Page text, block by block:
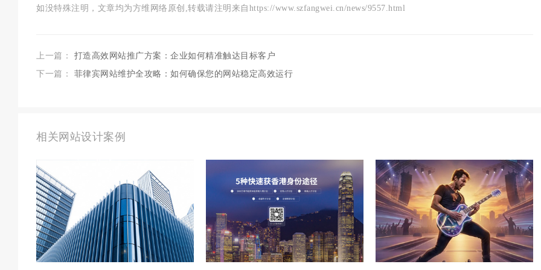
如没特殊注明，文章均为方维网络原创,转载请注明来自https://www.szfangwei.cn/news/9557.html
上一篇： 打造高效网站推广方案：企业如何精准触达目标客户
下一篇： 菲律宾网站维护全攻略：如何确保您的网站稳定高效运行
相关网站设计案例